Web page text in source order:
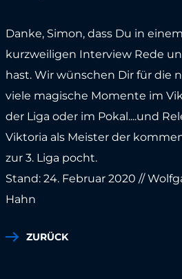
Danke, Simon, dass Du in
kurzweiligen Interview Rede
hast. Wir wünschen Dir für die
viele magische Momente im
der Liga oder im Pokal....und
Viktoria als Meister der
zur 3. Liga pocht.
Stand: 24. Februar 2020 //
Hahn
ZURÜCK